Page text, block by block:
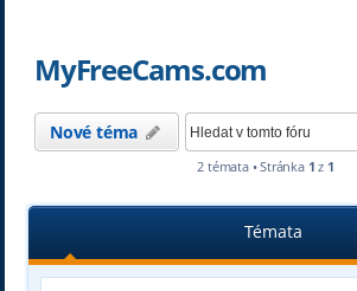
MyFreeCams.com
Nové téma
2 témata • Stránka 1 z 1
Témata